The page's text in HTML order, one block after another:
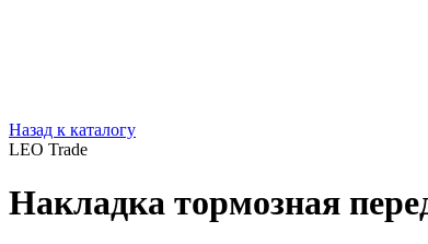
Назад к каталогу
LEO Trade
Накладка тормозная